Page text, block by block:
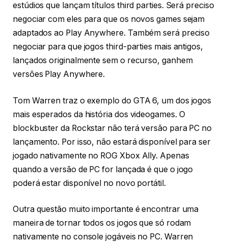
estúdios que lançam títulos third parties. Será preciso
negociar com eles para que os novos games sejam
adaptados ao Play Anywhere. Também será preciso
negociar para que jogos third-parties mais antigos,
lançados originalmente sem o recurso, ganhem
versões Play Anywhere.
Tom Warren traz o exemplo do GTA 6, um dos jogos
mais esperados da história dos videogames. O
blockbuster da Rockstar não terá versão para PC no
lançamento. Por isso, não estará disponível para ser
jogado nativamente no ROG Xbox Ally. Apenas
quando a versão de PC for lançada é que o jogo
poderá estar disponível no novo portátil.
Outra questão muito importante é encontrar uma
maneira de tornar todos os jogos que só rodam
nativamente no console jogáveis no PC. Warren